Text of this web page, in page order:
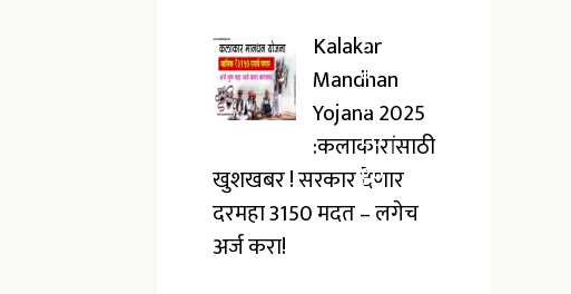
Kalakar
Mandhan
Yojana 2025
:कलाकारांसाठी
खुशखबर ! सरकार देणार
दरमहा ₹3150 मदत – लगेच
अर्ज करा!